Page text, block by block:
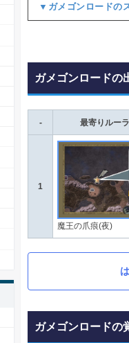
▼ガメゴンロードの
ガメゴンロードの
- 最寄りルー
1
魔王の爪痕(夜)
ガメゴンロードの